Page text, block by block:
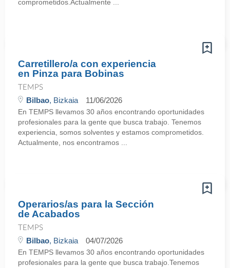
comprometidos.Actualmente ...
Carretillero/a con experiencia
en Pinza para Bobinas
TEMPS
Bilbao, Bizkaia 11/06/2026
En TEMPS llevamos 30 años encontrando oportunidades
profesionales para la gente que busca trabajo. Tenemos
experiencia, somos solventes y estamos comprometidos.
Actualmente, nos encontramos ...
Operarios/as para la Sección
de Acabados
TEMPS
Bilbao, Bizkaia 04/07/2026
En TEMPS llevamos 30 años encontrando oportunidades
profesionales para la gente que busca trabajo.Tenemos